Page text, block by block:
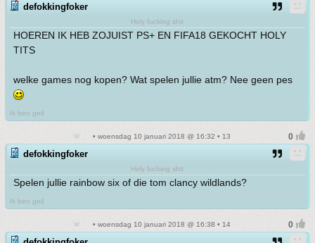
defokkingfoker
Holy fucking shit
HOEREN IK HEB ZOJUIST PS+ EN FIFA18 GEKOCHT HOLY
TITS
welke games nog kopen? Wat spelen jullie atm? Nee geen pes
Ik ben geil
• woensdag 10 januari 2018 @ 16:32 • 13
defokkingfoker
Holy fucking shit
Spelen jullie rainbow six of die tom clancy wildlands?
Ik ben geil
• woensdag 10 januari 2018 @ 16:38 • 14